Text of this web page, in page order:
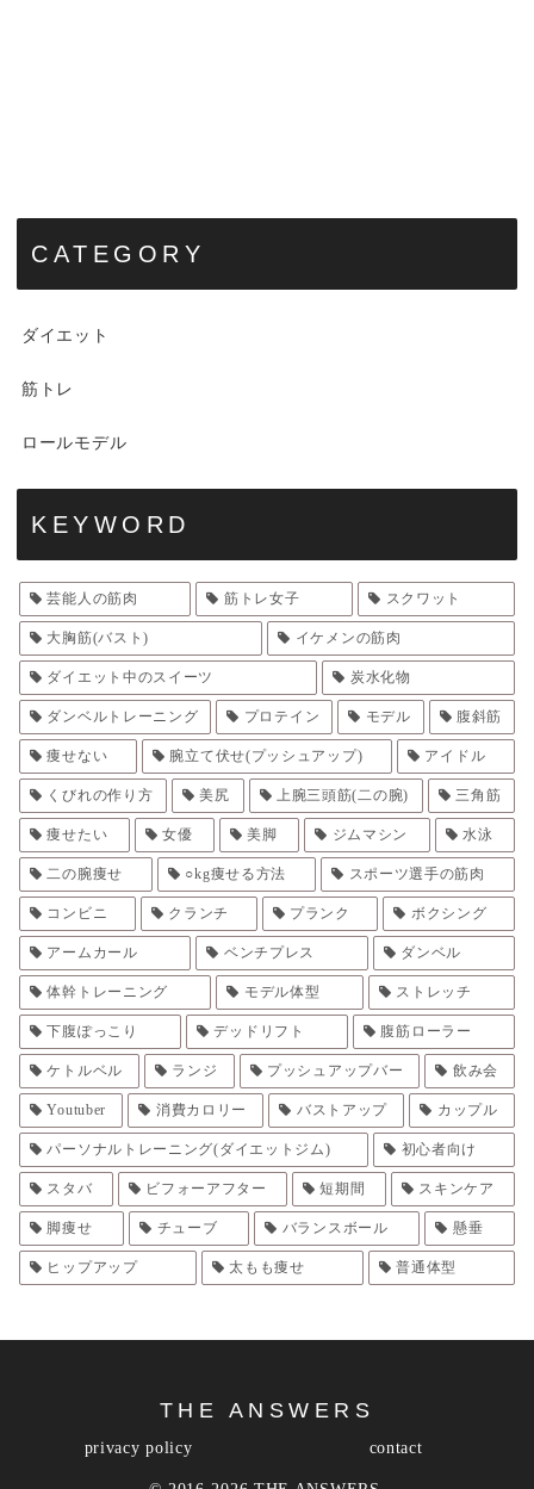
CATEGORY
ダイエット
筋トレ
ロールモデル
KEYWORD
芸能人の筋肉 筋トレ女子 スクワット
大胸筋(バスト) イケメンの筋肉
ダイエット中のスイーツ 炭水化物
ダンベルトレーニング プロテイン モデル 腹斜筋
痩せない 腕立て伏せ(プッシュアップ) アイドル
くびれの作り方 美尻 上腕三頭筋(二の腕) 三角筋
痩せたい 女優 美脚 ジムマシン 水泳
二の腕痩せ ○kg痩せる方法 スポーツ選手の筋肉
コンビニ クランチ プランク ボクシング
アームカール ベンチプレス ダンベル
体幹トレーニング モデル体型 ストレッチ
下腹ぽっこり デッドリフト 腹筋ローラー
ケトルベル ランジ プッシュアップバー 飲み会
Youtuber 消費カロリー バストアップ カップル
パーソナルトレーニング(ダイエットジム) 初心者向け
スタバ ビフォーアフター 短期間 スキンケア
脚痩せ チューブ バランスボール 懸垂
ヒップアップ 太もも痩せ 普通体型
THE ANSWERS
privacy policy contact